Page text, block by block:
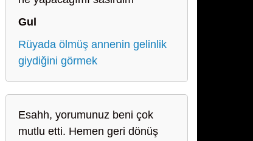
Gul
Rüyada ölmüş annenin gelinlik
giydiğini görmek
Esahh, yorumunuz beni çok
mutlu etti. Hemen geri dönüş